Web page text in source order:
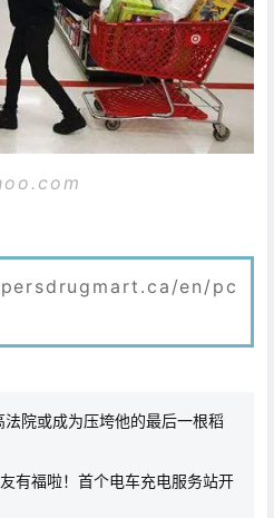
en/pc
院或成为压垮他的最后一根稻
有福啦！首个电车充电服务站开